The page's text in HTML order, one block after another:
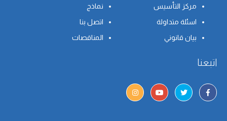
مركز التأسيس
نماذج
اسئلة متداولة
اتصل بنا
بيان قانوني
المناقصات
اتبعنا